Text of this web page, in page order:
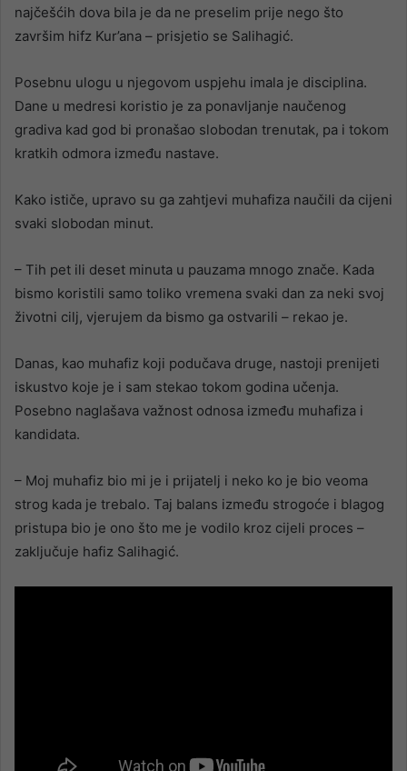
najčešćih dova bila je da ne preselim prije nego što
završim hifz Kur’ana – prisjetio se Salihagić.
Posebnu ulogu u njegovom uspjehu imala je disciplina.
Dane u medresi koristio je za ponavljanje naučenog
gradiva kad god bi pronašao slobodan trenutak, pa i tokom
kratkih odmora između nastave.
Kako ističe, upravo su ga zahtjevi muhafiza naučili da cijeni
svaki slobodan minut.
– Tih pet ili deset minuta u pauzama mnogo znače. Kada
bismo koristili samo toliko vremena svaki dan za neki svoj
životni cilj, vjerujem da bismo ga ostvarili – rekao je.
Danas, kao muhafiz koji podučava druge, nastoji prenijeti
iskustvo koje je i sam stekao tokom godina učenja.
Posebno naglašava važnost odnosa između muhafiza i
kandidata.
– Moj muhafiz bio mi je i prijatelj i neko ko je bio veoma
strog kada je trebalo. Taj balans između strogoće i blagog
pristupa bio je ono što me je vodilo kroz cijeli proces –
zaključuje hafiz Salihagić.